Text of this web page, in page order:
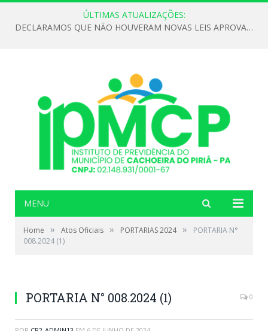
ÚLTIMAS ATUALIZAÇÕES:
DECLARAMOS QUE NÃO HOUVERAM NOVAS LEIS APROVADAS ATÉ O MOMENTO PARA O INSTITUTO DE PREVIDÊNCIA NO ANO DE 2026
MENU
Home » Atos Oficiais » PORTARIAS 2024 »
PORTARIA N°
008.2024 (1)
PORTARIA N° 008.2024 (1) 0